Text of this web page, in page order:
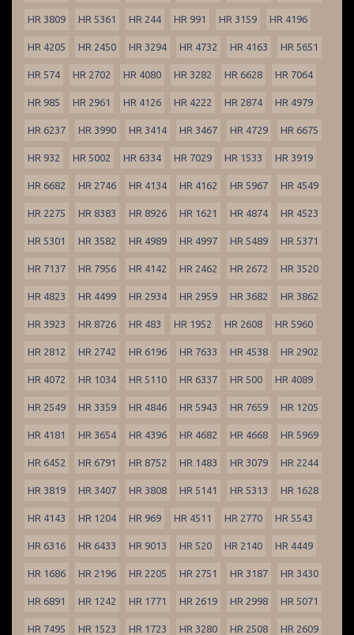
HR 3809 HR 5361 HR 244 HR 991 HR 3159 HR 4196
HR 4205 HR 2450 HR 3294 HR 4732 HR 4163 HR 5651
HR 574 HR 2702 HR 4080 HR 3282 HR 6628 HR 7064
HR 985 HR 2961 HR 4126 HR 4222 HR 2874 HR 4979
HR 6237 HR 3990 HR 3414 HR 3467 HR 4729 HR 6675
HR 932 HR 5002 HR 6334 HR 7029 HR 1533 HR 3919
HR 6682 HR 2746 HR 4134 HR 4162 HR 5967 HR 4549
HR 2275 HR 8383 HR 8926 HR 1621 HR 4874 HR 4523
HR 5301 HR 3582 HR 4989 HR 4997 HR 5489 HR 5371
HR 7137 HR 7956 HR 4142 HR 2462 HR 2672 HR 3520
HR 4823 HR 4499 HR 2934 HR 2959 HR 3682 HR 3862
HR 3923 HR 8726 HR 483 HR 1952 HR 2608 HR 5960
HR 2812 HR 2742 HR 6196 HR 7633 HR 4538 HR 2902
HR 4072 HR 1034 HR 5110 HR 6337 HR 500 HR 4089
HR 2549 HR 3359 HR 4846 HR 5943 HR 7659 HR 1205
HR 4181 HR 3654 HR 4396 HR 4682 HR 4668 HR 5969
HR 6452 HR 6791 HR 8752 HR 1483 HR 3079 HR 2244
HR 3819 HR 3407 HR 3808 HR 5141 HR 5313 HR 1628
HR 4143 HR 1204 HR 969 HR 4511 HR 2770 HR 5543
HR 6316 HR 6433 HR 9013 HR 520 HR 2140 HR 4449
HR 1686 HR 2196 HR 2205 HR 2751 HR 3187 HR 3430
HR 6891 HR 1242 HR 1771 HR 2619 HR 2998 HR 5071
HR 7495 HR 1523 HR 1723 HR 3280 HR 2508 HR 2609